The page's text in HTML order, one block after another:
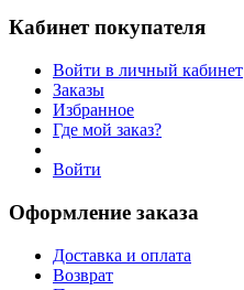
Кабинет покупателя
Войти в личный кабинет
Заказы
Избранное
Где мой заказ?
Войти
Оформление заказа
Доставка и оплата
Возврат